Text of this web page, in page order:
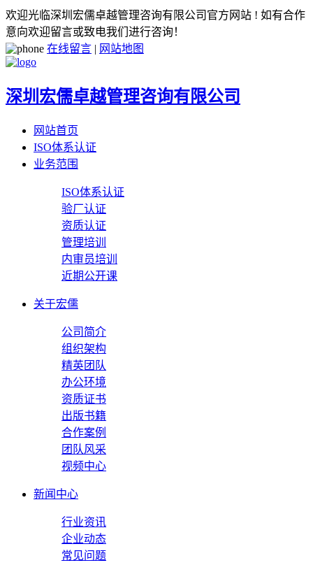
欢迎光临深圳宏儒卓越管理咨询有限公司官方网站 ! 如有合作
意向欢迎留言或致电我们进行咨询！
在线留言 | 网站地图
深圳宏儒卓越管理咨询有限公司
网站首页
ISO体系认证
业务范围
ISO体系认证
验厂认证
资质认证
管理培训
内审员培训
近期公开课
关于宏儒
公司简介
组织架构
精英团队
办公环境
资质证书
出版书籍
合作案例
团队风采
视频中心
新闻中心
行业资讯
企业动态
常见问题